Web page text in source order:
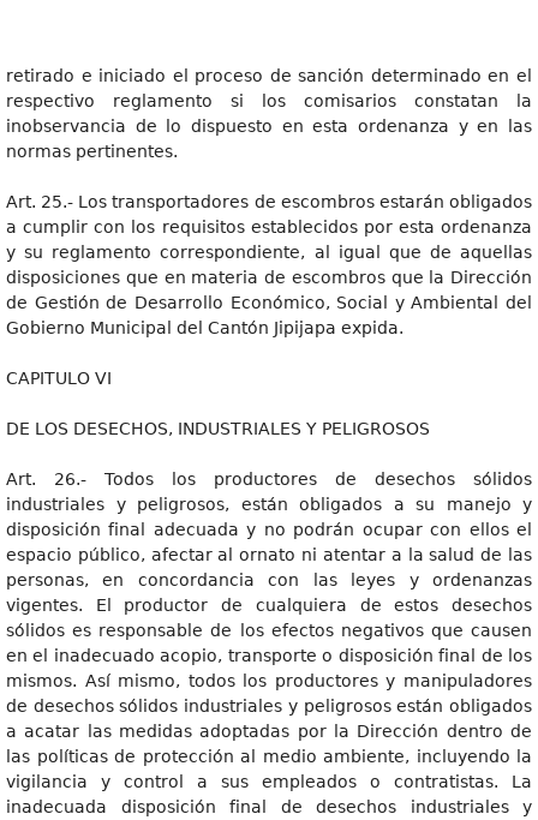
retirado e iniciado el proceso de sanción determinado en el
respectivo reglamento si los comisarios constatan la
inobservancia de lo dispuesto en esta ordenanza y en las
normas pertinentes.
Art. 25.- Los transportadores de escombros estarán obligados
a cumplir con los requisitos establecidos por esta ordenanza
y su reglamento correspondiente, al igual que de aquellas
disposiciones que en materia de escombros que la Dirección
de Gestión de Desarrollo Económico, Social y Ambiental del
Gobierno Municipal del Cantón Jipijapa expida.
CAPITULO VI
DE LOS DESECHOS, INDUSTRIALES Y PELIGROSOS
Art. 26.- Todos los productores de desechos sólidos
industriales y peligrosos, están obligados a su manejo y
disposición final adecuada y no podrán ocupar con ellos el
espacio público, afectar al ornato ni atentar a la salud de las
personas, en concordancia con las leyes y ordenanzas
vigentes. El productor de cualquiera de estos desechos
sólidos es responsable de los efectos negativos que causen
en el inadecuado acopio, transporte o disposición final de los
mismos. Así mismo, todos los productores y manipuladores
de desechos sólidos industriales y peligrosos están obligados
a acatar las medidas adoptadas por la Dirección dentro de
las políticas de protección al medio ambiente, incluyendo la
vigilancia y control a sus empleados o contratistas. La
inadecuada disposición final de desechos industriales y